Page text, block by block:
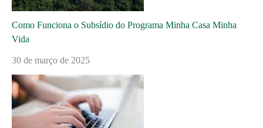
Como Funciona o Subsídio do Programa Minha Casa Minha
Vida
30 de março de 2025